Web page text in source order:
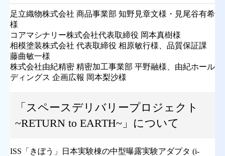
足立織物株式会社 商品事業部 知野見章文様・見尾谷有希
様
コアマシナリー株式会社代表取締役 岡本真樹様
相模塗装株式会社 代表取締役 相原敏行様、品質保証課
藤曲敏一様
株式会社由紀精密 精密加工事業部 平野融様、由紀ホール
ディングス 企画広報 岡本梨沙様
「スペースデリバリープロジェクト
~RETURN to EARTH~」について
ISS「きぼう」日本実験棟の中型曝露実験アダプタ (i-